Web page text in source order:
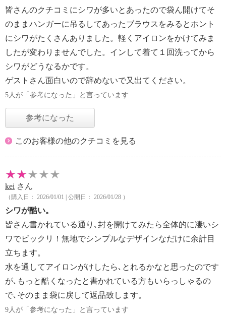
皆さんのクチコミにシワが多いとあったので袋ん開けてそ
のままハンガーに吊るしてあったブラウスをみるとホント
にシワがたくさんありました。軽くアイロンをかけてみま
したが変わりませんでした。インして着て１回洗ってから
シワがどうなるかです。
ゲストさん面白いので辞めないで又出てください。
5人が「参考になった」と言っています
参考になった
このお客様の他のクチコミを見る
kei さん
（購入日： 2026/01/01 | 公開日： 2026/01/28 ）
シワが酷い。
皆さん書かれている通り､封を開けてみたら全体的に凄いシ
ワでビックリ！無地でシンプルなデザインなだけに余計目
立ちます。
水を通してアイロンがけしたら､とれるかなと思ったのです
が､もっと酷くなったと書かれている方もいらっしゃるの
で､そのまま袋に戻して返品致します。
9人が「参考になった」と言っています